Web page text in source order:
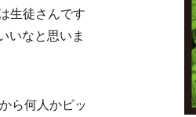
生徒さんです
いなと思いま
ら何人かピッ